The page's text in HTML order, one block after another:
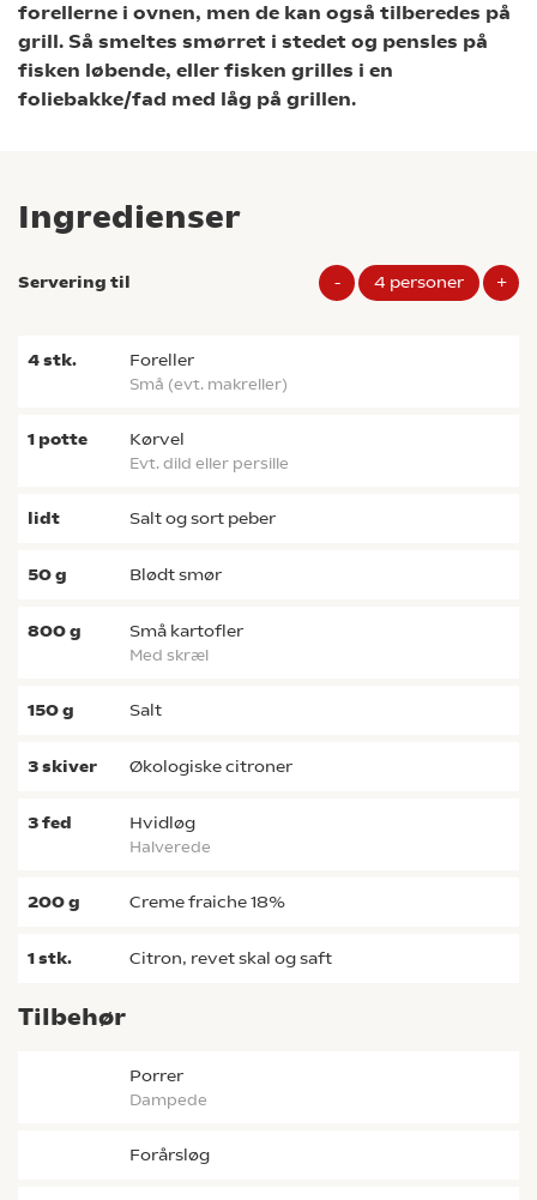
forellerne i ovnen, men de kan også tilberedes på
grill. Så smeltes smørret i stedet og pensles på
fisken løbende, eller fisken grilles i en
foliebakke/fad med låg på grillen.
Ingredienser
Servering til - 4 personer +
4stk. foreller
små (evt. makreller)
1 potte kørvel
evt. dild eller persille
lidt salt og sort peber
50g blødt smør
800g små kartofler
med skræl
150g salt
3skiver økologiske citroner
3fed hvidløg
halverede
200g creme fraiche 18%
1stk. citron, revet skal og saft
Tilbehør
porrer
dampede
forårsløg